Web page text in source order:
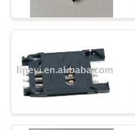
TIN
TỨC
CÁC
TRƯỜNG
HỢP
Ăng ten
Glonass